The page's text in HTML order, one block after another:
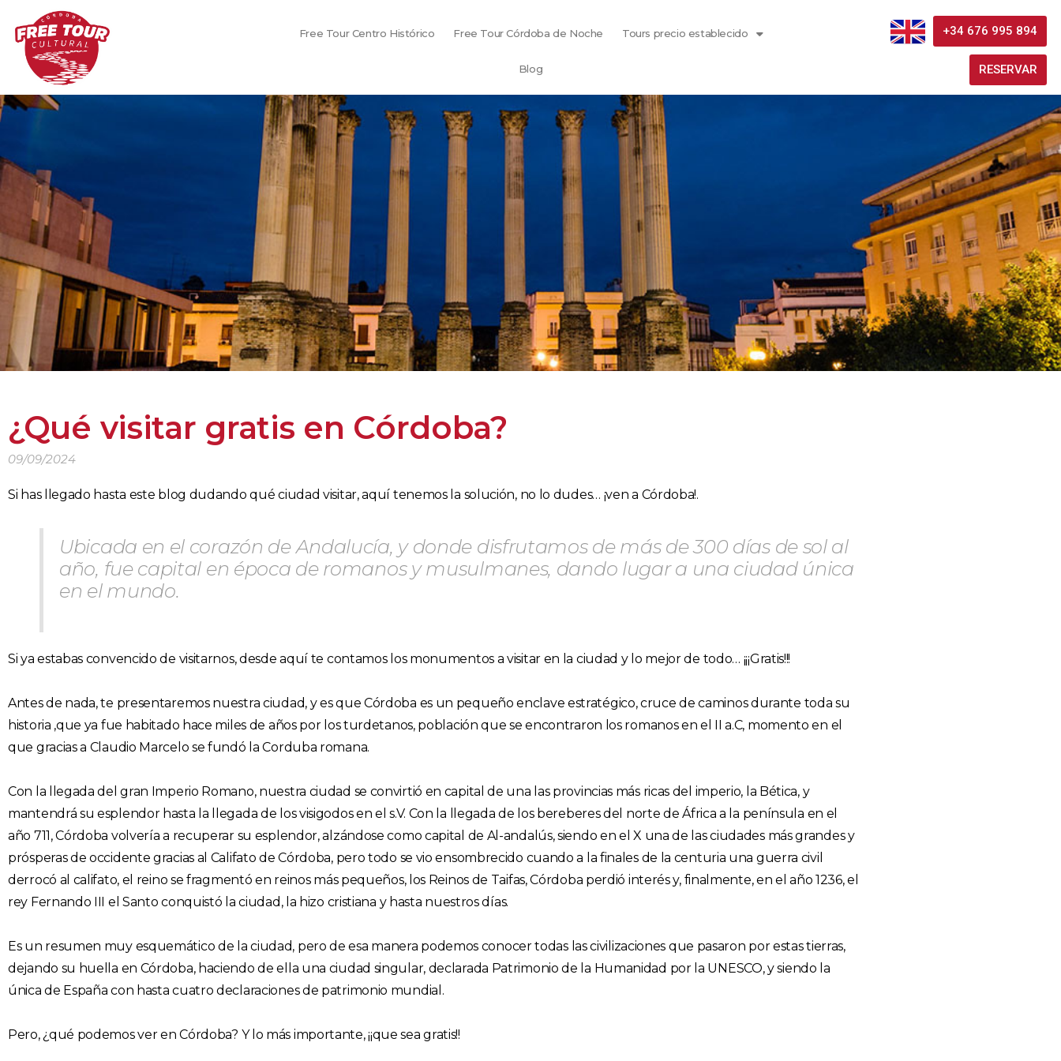
Free Tour Centro Histórico Free Tour Córdoba de Noche Tours precio establecido
Blog
+34 676 995 894
RESERVAR
¿Qué visitar gratis en Córdoba?
09/09/2024
Si has llegado hasta este blog dudando qué ciudad visitar, aquí tenemos la solución, no lo dudes… ¡ven a Córdoba!.
Ubicada en el corazón de Andalucía, y donde disfrutamos de más de 300 días de sol al
año, fue capital en época de romanos y musulmanes, dando lugar a una ciudad única
en el mundo.
Si ya estabas convencido de visitarnos, desde aquí te contamos los monumentos a visitar en la ciudad y lo mejor de todo… ¡¡¡Gratis!!!
Antes de nada, te presentaremos nuestra ciudad, y es que Córdoba es un pequeño enclave estratégico, cruce de caminos durante toda su
historia ,que ya fue habitado hace miles de años por los turdetanos, población que se encontraron los romanos en el II a.C, momento en el
que gracias a Claudio Marcelo se fundó la Corduba romana.
Con la llegada del gran Imperio Romano, nuestra ciudad se convirtió en capital de una las provincias más ricas del imperio, la Bética, y
mantendrá su esplendor hasta la llegada de los visigodos en el s.V. Con la llegada de los bereberes del norte de África a la península en el
año 711, Córdoba volvería a recuperar su esplendor, alzándose como capital de Al-andalús, siendo en el X una de las ciudades más grandes y
prósperas de occidente gracias al Califato de Córdoba, pero todo se vio ensombrecido cuando a la finales de la centuria una guerra civil
derrocó al califato, el reino se fragmentó en reinos más pequeños, los Reinos de Taifas, Córdoba perdió interés y, finalmente, en el año 1236, el
rey Fernando III el Santo conquistó la ciudad, la hizo cristiana y hasta nuestros días.
Es un resumen muy esquemático de la ciudad, pero de esa manera podemos conocer todas las civilizaciones que pasaron por estas tierras,
dejando su huella en Córdoba, haciendo de ella una ciudad singular, declarada Patrimonio de la Humanidad por la UNESCO, y siendo la
única de España con hasta cuatro declaraciones de patrimonio mundial.
Pero, ¿qué podemos ver en Córdoba? Y lo más importante, ¡¡que sea gratis!!